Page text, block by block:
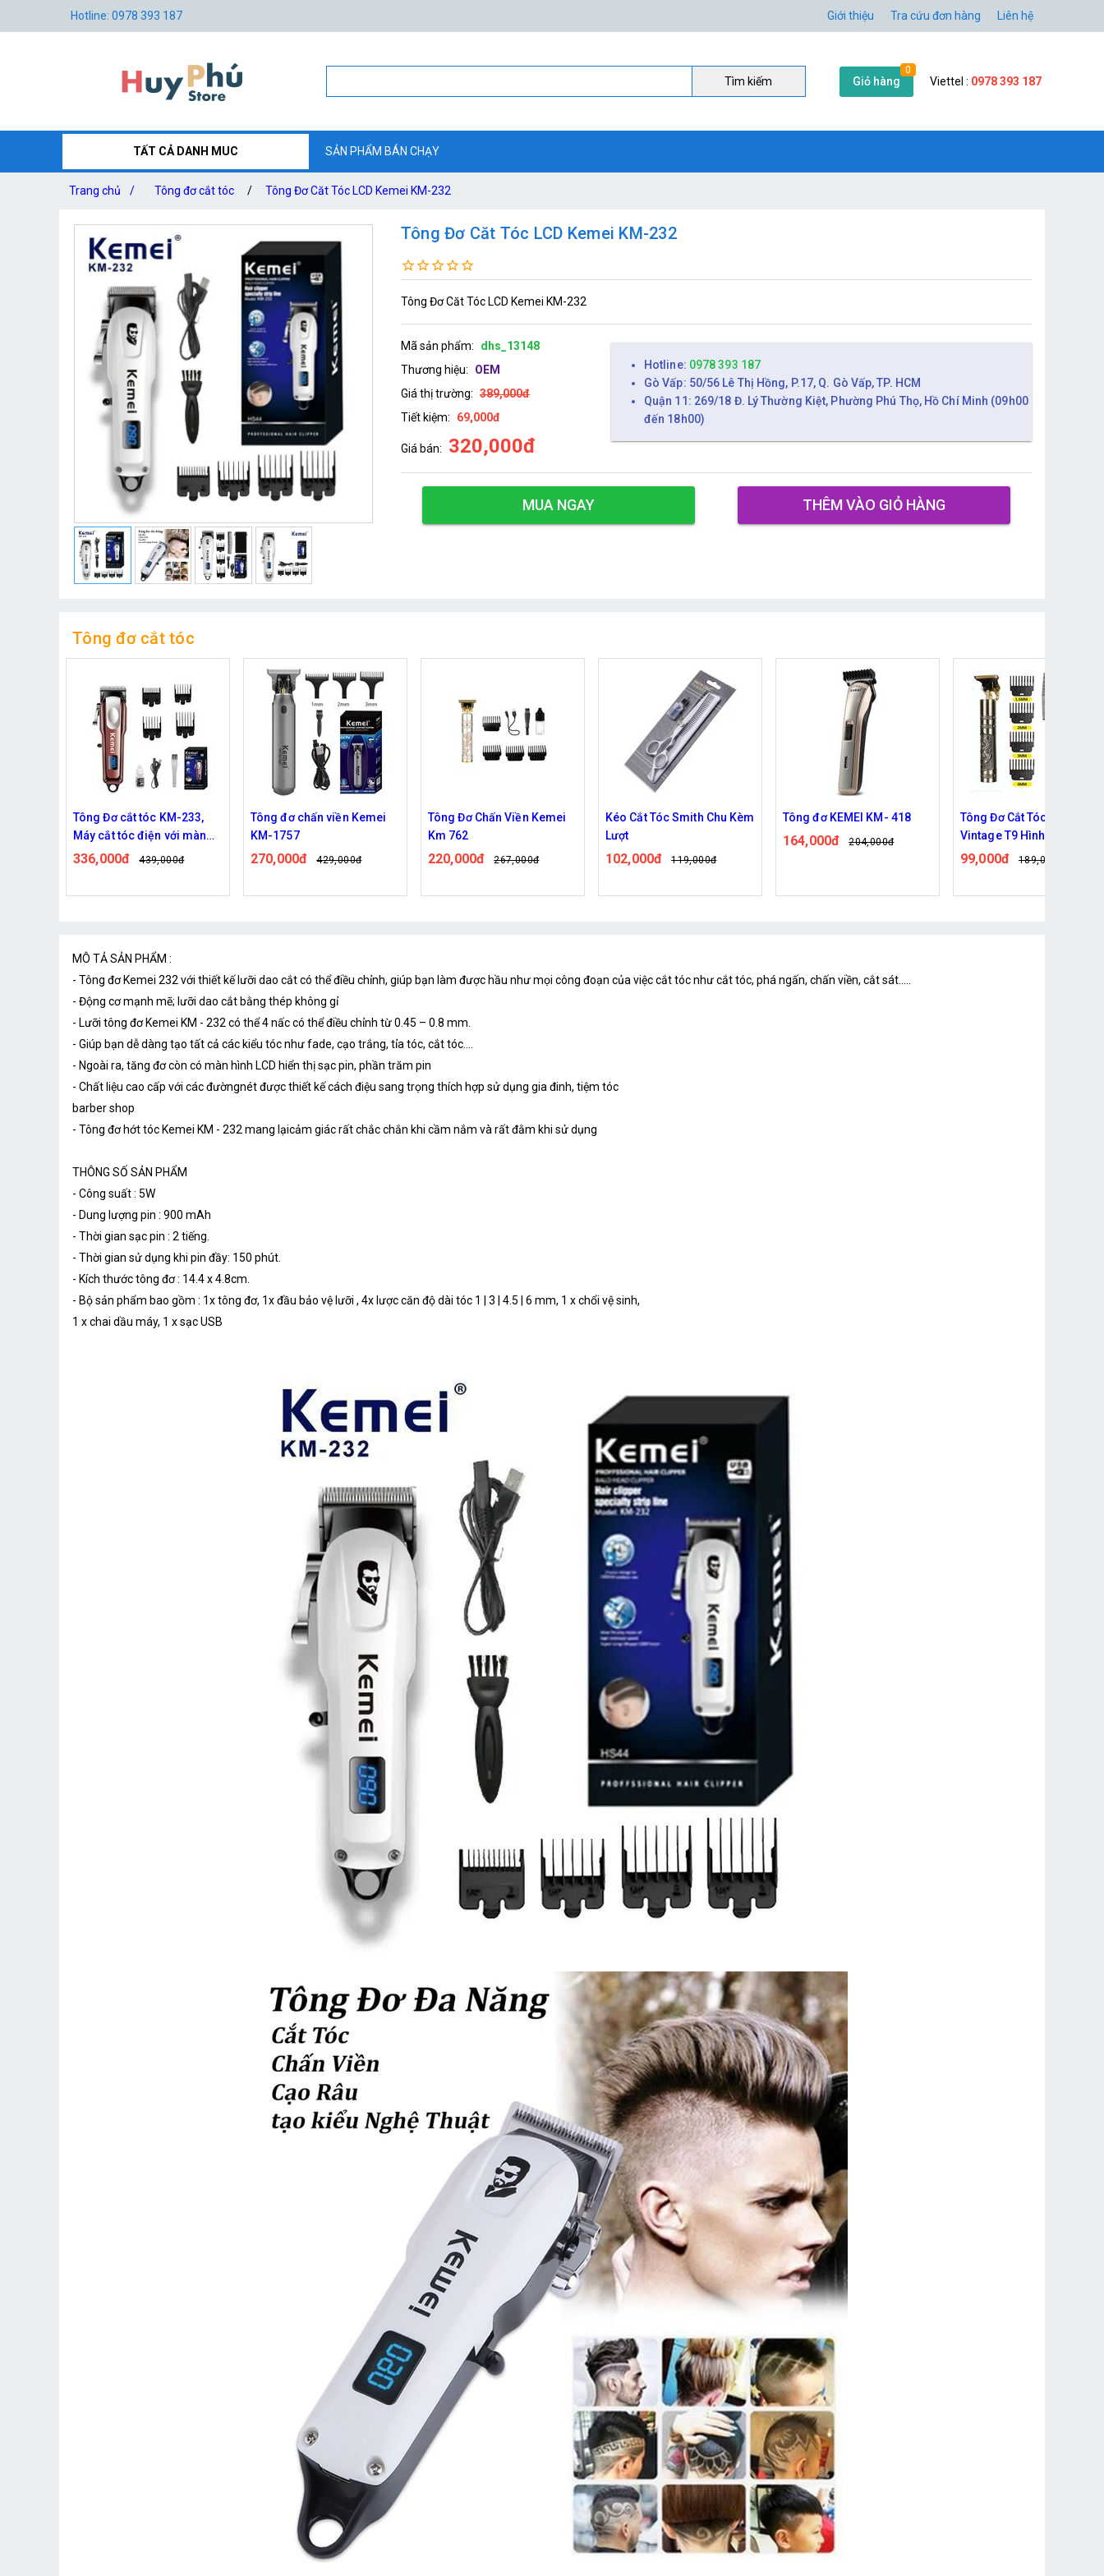
Hotline: 0978 393 187 Giới thiệu Tra cứu đơn hàng Liên hệ
Tìm kiếm Giỏ hàng
0
Viettel : 0978 393 187
TẤT CẢ DANH MUC SẢN PHẨM BÁN CHẠY
Trang chủ / Tông đơ cắt tóc / Tông Đơ Căt Tóc LCD Kemei KM-232
Tông Đơ Căt Tóc LCD Kemei KM-232
Tông Đơ Căt Tóc LCD Kemei KM-232
Mã sản phẩm:
dhs_13148
Thương hiệu:
OEM
Giá thị trường: 389,000đ
Tiết kiệm:
69,000đ
Giá bán: 320,000đ
Hotline: 0978 393 187
Gò Vấp: 50/56 Lê Thị Hồng, P.17, Q. Gò Vấp, TP. HCM
Quận 11: 269/18 Đ. Lý Thường Kiệt, Phường Phú Thọ, Hồ Chí Minh (09h00
đến 18h00)
MUA NGAY THÊM VÀO GIỎ HÀNG
Tông đơ cắt tóc
Tông đơ chấn viền Kemei
KM-1757
270,000đ 429,000đ
Tông Đơ Chấn Viền Kemei
Km 762
220,000đ 267,000đ
Kéo Cắt Tóc Smith Chu Kèm
Lượt
102,000đ 119,000đ
Tông đơ KEMEI KM- 418
164,000đ
Tông Đơ Cắt Tóc Chắn Viền
Vintage T9 Hình rồng
Tông đơ Sokany 5602
344,000đ 419,000đ
MÔ TẢ SẢN PHẨM :
- Tông đơ Kemei 232 với thiết kế lưỡi dao cắt có thể điều chỉnh, giúp bạn làm được hầu như mọi công đoạn của việc cắt tóc như cắt tóc, phá ngấn, chấn viền, cắt sát.....
- Động cơ mạnh mẽ; lưỡi dao cắt bằng thép không gỉ
- Lưỡi tông đơ Kemei KM - 232 có thể 4 nấc có thể điều chỉnh từ 0.45 – 0.8 mm.
- Giúp bạn dễ dàng tạo tất cả các kiểu tóc như fade, cạo trắng, tỉa tóc, cắt tóc....
- Ngoài ra, tăng đơ còn có màn hình LCD hiển thị sạc pin, phần trăm pin
- Chất liệu cao cấp với các đườngnét được thiết kế cách điệu sang trọng thích hợp sử dụng gia đinh, tiệm tóc
barber shop
- Tông đơ hớt tóc Kemei KM - 232 mang lạicảm giác rất chắc chắn khi cầm nắm và rất đằm khi sử dụng
THÔNG SỐ SẢN PHẨM
- Công suất : 5W
- Dung lượng pin : 900 mAh
- Thời gian sạc pin : 2 tiếng.
- Thời gian sử dụng khi pin đầy: 150 phút.
- Kích thước tông đơ : 14.4 x 4.8cm.
- Bộ sản phẩm bao gồm : 1x tông đơ, 1x đầu bảo vệ lưỡi , 4x lược căn độ dài tóc 1 | 3 | 4.5 | 6 mm, 1 x chổi vệ sinh,
1 x chai dầu máy, 1 x sạc USB